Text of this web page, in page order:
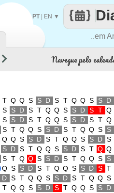
..em
PT| EN ▼
Navegue pelo
T Q Q S S D S T Q Q S S D
S S D S T Q Q S S D S T Q
S S D S T Q Q S S D S T Q
S T Q Q S S D S T Q Q S S
Q Q S S D S T Q Q S S D S
S D S T Q Q S S D S T Q Q
S T Q Q S S D S T Q Q S S
Q S S D S T Q Q S S D S T
D S T Q Q S S D S T Q Q S
T Q Q S S D S T Q Q S S D